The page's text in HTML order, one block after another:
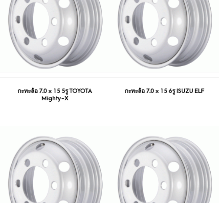
กะทะล้อ 7.0 x 15 5รู TOYOTA
Mighty-X
กะทะล้อ 7.0 x 15 6รู ISUZU ELF